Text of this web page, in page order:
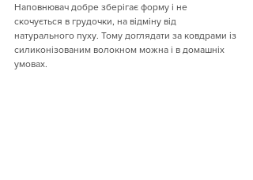
Наповнювач добре зберігає форму і не
скочується в грудочки, на відміну від
натурального пуху. Тому доглядати за ковдрами із
силиконізованим волокном можна і в домашніх
умовах.